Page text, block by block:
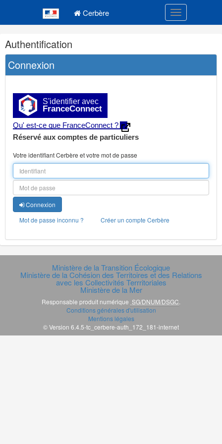
Cerbère Toggle
Navigation
et
outils
annexes
Authentification
Connexion
S'identifier avec
FranceConnect
Qu' est-ce que FranceConnect ?
Réservé aux comptes de particuliers
Votre identifiant Cerbère et votre mot de passe
Connexion
Mot de passe inconnu ?
Créer un compte Cerbère
Ministère de la Transition Écologique
Ministère de la Cohésion des Territoires et des Relations
avec les Collectivités Terrritoriales
Ministère de la Mer
Responsable produit numérique SG/DNUM/DSGC.
Conditions générales d'utilisation
Mentions légales
© Version 6.4.5-tc_cerbere-auth_172_181-internet